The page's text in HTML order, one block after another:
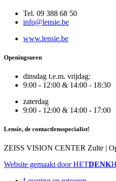
Tel. 09 388 68 50
info@lensie.be
www.lensie.be
Openingsuren
dinsdag t.e.m. vrijdag:
9:00 - 12:00 & 14:00 - 18:30
zaterdag
9:00 - 12:00 & 14:00 - 17:00
Lensie, de contactlensspecialist!
ZEISS VISION CENTER Zulte |
Website gemaakt door HETDENK